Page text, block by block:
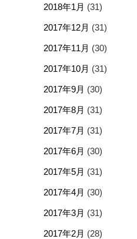
2018年1月 (31)
2017年12月 (31)
2017年11月 (30)
2017年10月 (31)
2017年9月 (30)
2017年8月 (31)
2017年7月 (31)
2017年6月 (30)
2017年5月 (31)
2017年4月 (30)
2017年3月 (31)
2017年2月 (28)